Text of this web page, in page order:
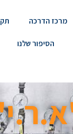
מרכז הדרכה
הסיפור שלנו